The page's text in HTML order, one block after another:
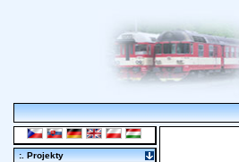
:. Projekty